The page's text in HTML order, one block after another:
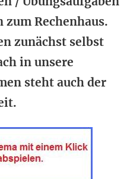
Rechenhaus.
zunächst selbst
in unsere
steht auch der